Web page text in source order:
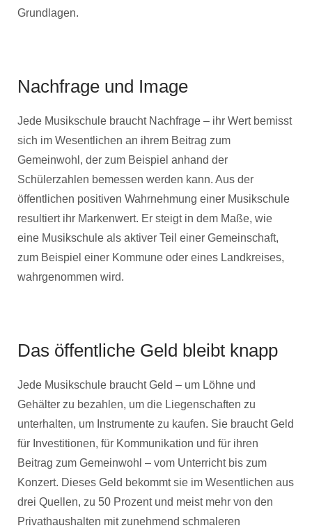
Grundlagen.
Nachfrage und Image
Jede Musikschule braucht Nachfrage – ihr Wert bemisst
sich im Wesentlichen an ihrem Beitrag zum
Gemeinwohl, der zum Beispiel anhand der
Schülerzahlen bemessen werden kann. Aus der
öffentlichen positiven Wahrnehmung einer Musikschule
resultiert ihr Markenwert. Er steigt in dem Maße, wie
eine Musikschule als aktiver Teil einer Gemeinschaft,
zum Beispiel einer Kommune oder eines Landkreises,
wahrgenommen wird.
Das öffentliche Geld bleibt knapp
Jede Musikschule braucht Geld – um Löhne und
Gehälter zu bezahlen, um die Liegenschaften zu
unterhalten, um Instrumente zu kaufen. Sie braucht Geld
für Investitionen, für Kommunikation und für ihren
Beitrag zum Gemeinwohl – vom Unterricht bis zum
Konzert. Dieses Geld bekommt sie im Wesentlichen aus
drei Quellen, zu 50 Prozent und meist mehr von den
Privathaushalten mit zunehmend schmaleren